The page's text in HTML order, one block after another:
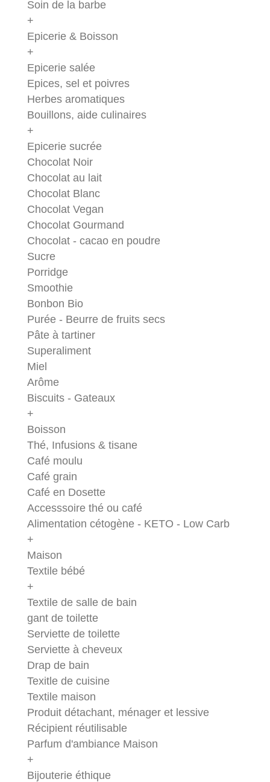
Soin de la barbe
+
Epicerie & Boisson
+
Epicerie salée
Epices, sel et poivres
Herbes aromatiques
Bouillons, aide culinaires
+
Epicerie sucrée
Chocolat Noir
Chocolat au lait
Chocolat Blanc
Chocolat Vegan
Chocolat Gourmand
Chocolat - cacao en poudre
Sucre
Porridge
Smoothie
Bonbon Bio
Purée - Beurre de fruits secs
Pâte à tartiner
Superaliment
Miel
Arôme
Biscuits - Gateaux
+
Boisson
Thé, Infusions & tisane
Café moulu
Café grain
Café en Dosette
Accesssoire thé ou café
Alimentation cétogène - KETO - Low Carb
+
Maison
Textile bébé
+
Textile de salle de bain
gant de toilette
Serviette de toilette
Serviette à cheveux
Drap de bain
Texitle de cuisine
Textile maison
Produit détachant, ménager et lessive
Récipient réutilisable
Parfum d'ambiance Maison
+
Bijouterie éthique